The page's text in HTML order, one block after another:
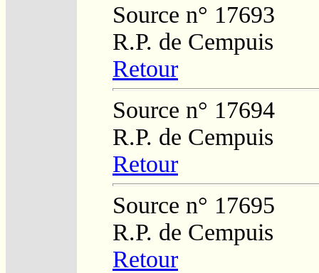
Source n° 17693
R.P. de Cempuis
Retour
Source n° 17694
R.P. de Cempuis
Retour
Source n° 17695
R.P. de Cempuis
Retour